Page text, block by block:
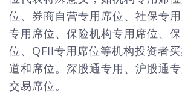
位、券商自营专用席位、社保专
专用席位、保险机构专用席位、
位、QFII专用席位等机构投资者
道和席位。深股通专用、沪股通
交易席位。